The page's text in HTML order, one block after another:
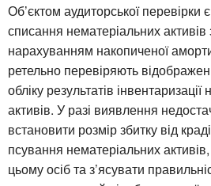
Об’єктом аудиторської перевірки
списання нематеріальних
нарахуванням накопиченої
ретельно перевіряють
обліку результатів
активів. У разі виявлення
встановити розмір збитку від
псування нематеріальних
цьому осіб та з’ясувати